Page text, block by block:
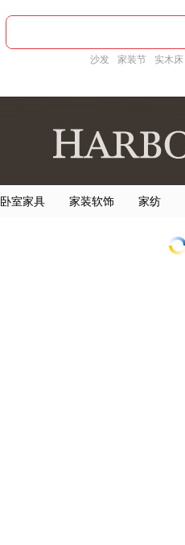
沙发 家装节 实木床
卧室家具 家装软饰 家纺